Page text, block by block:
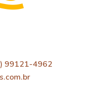
99121-4962